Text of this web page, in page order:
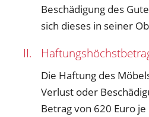
Beschädigung des
sich dieses in seiner
II.
Die Haftung des
Verlust oder
Betrag von 620 Euro